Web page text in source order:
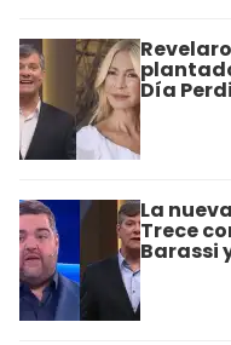
Día
La
Trece
Barassi